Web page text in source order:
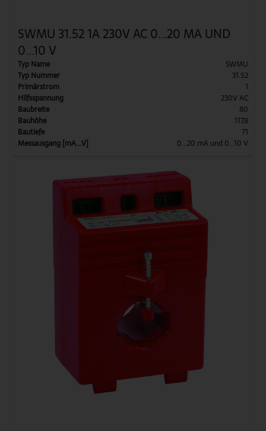
SWMU 31.52 1A 230V AC 0...20 MA UND
0...10 V
Typ Name
SWMU
Typ Nummer
31.52
Primärstrom
1
Hilfsspannung
230V AC
Baubreite
80
Bauhöhe
117,8
Bautiefe
71
Messausgang [mA...V]
0...20 mA und 0...10 V